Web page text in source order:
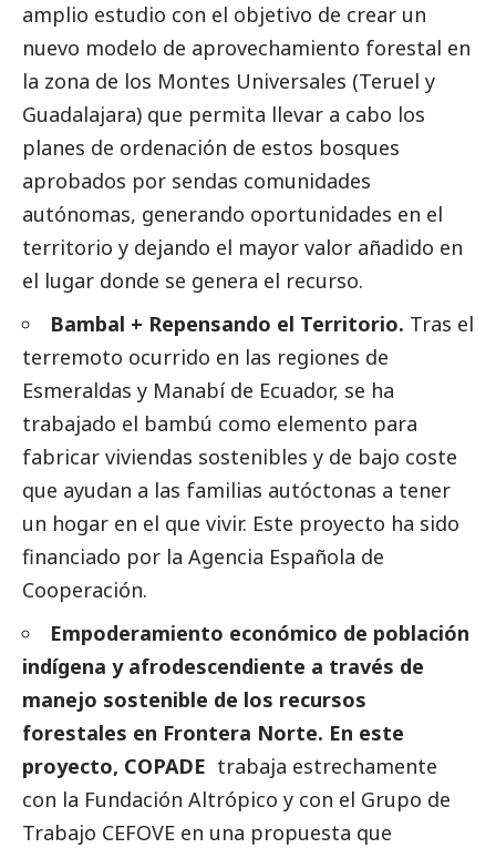
amplio estudio con el objetivo de crear un
nuevo modelo de aprovechamiento forestal en
la zona de los Montes Universales (Teruel y
Guadalajara) que permita llevar a cabo los
planes de ordenación de estos bosques
aprobados por sendas comunidades
autónomas, generando oportunidades en el
territorio y dejando el mayor valor añadido en
el lugar donde se genera el recurso.
Bambal + Repensando el Territorio. Tras el
terremoto ocurrido en las regiones de
Esmeraldas y Manabí de Ecuador, se ha
trabajado el bambú como elemento para
fabricar viviendas sostenibles y de bajo coste
que ayudan a las familias autóctonas a tener
un hogar en el que vivir. Este proyecto ha sido
financiado por la Agencia Española de
Cooperación.
Empoderamiento económico de población
indígena y afrodescendiente a través de
manejo sostenible de los recursos
forestales en Frontera Norte. En este
proyecto, COPADE trabaja estrechamente
con la Fundación Altrópico y con el Grupo de
Trabajo CEFOVE en una propuesta que